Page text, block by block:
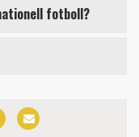
eventuellt möta
fotboll?